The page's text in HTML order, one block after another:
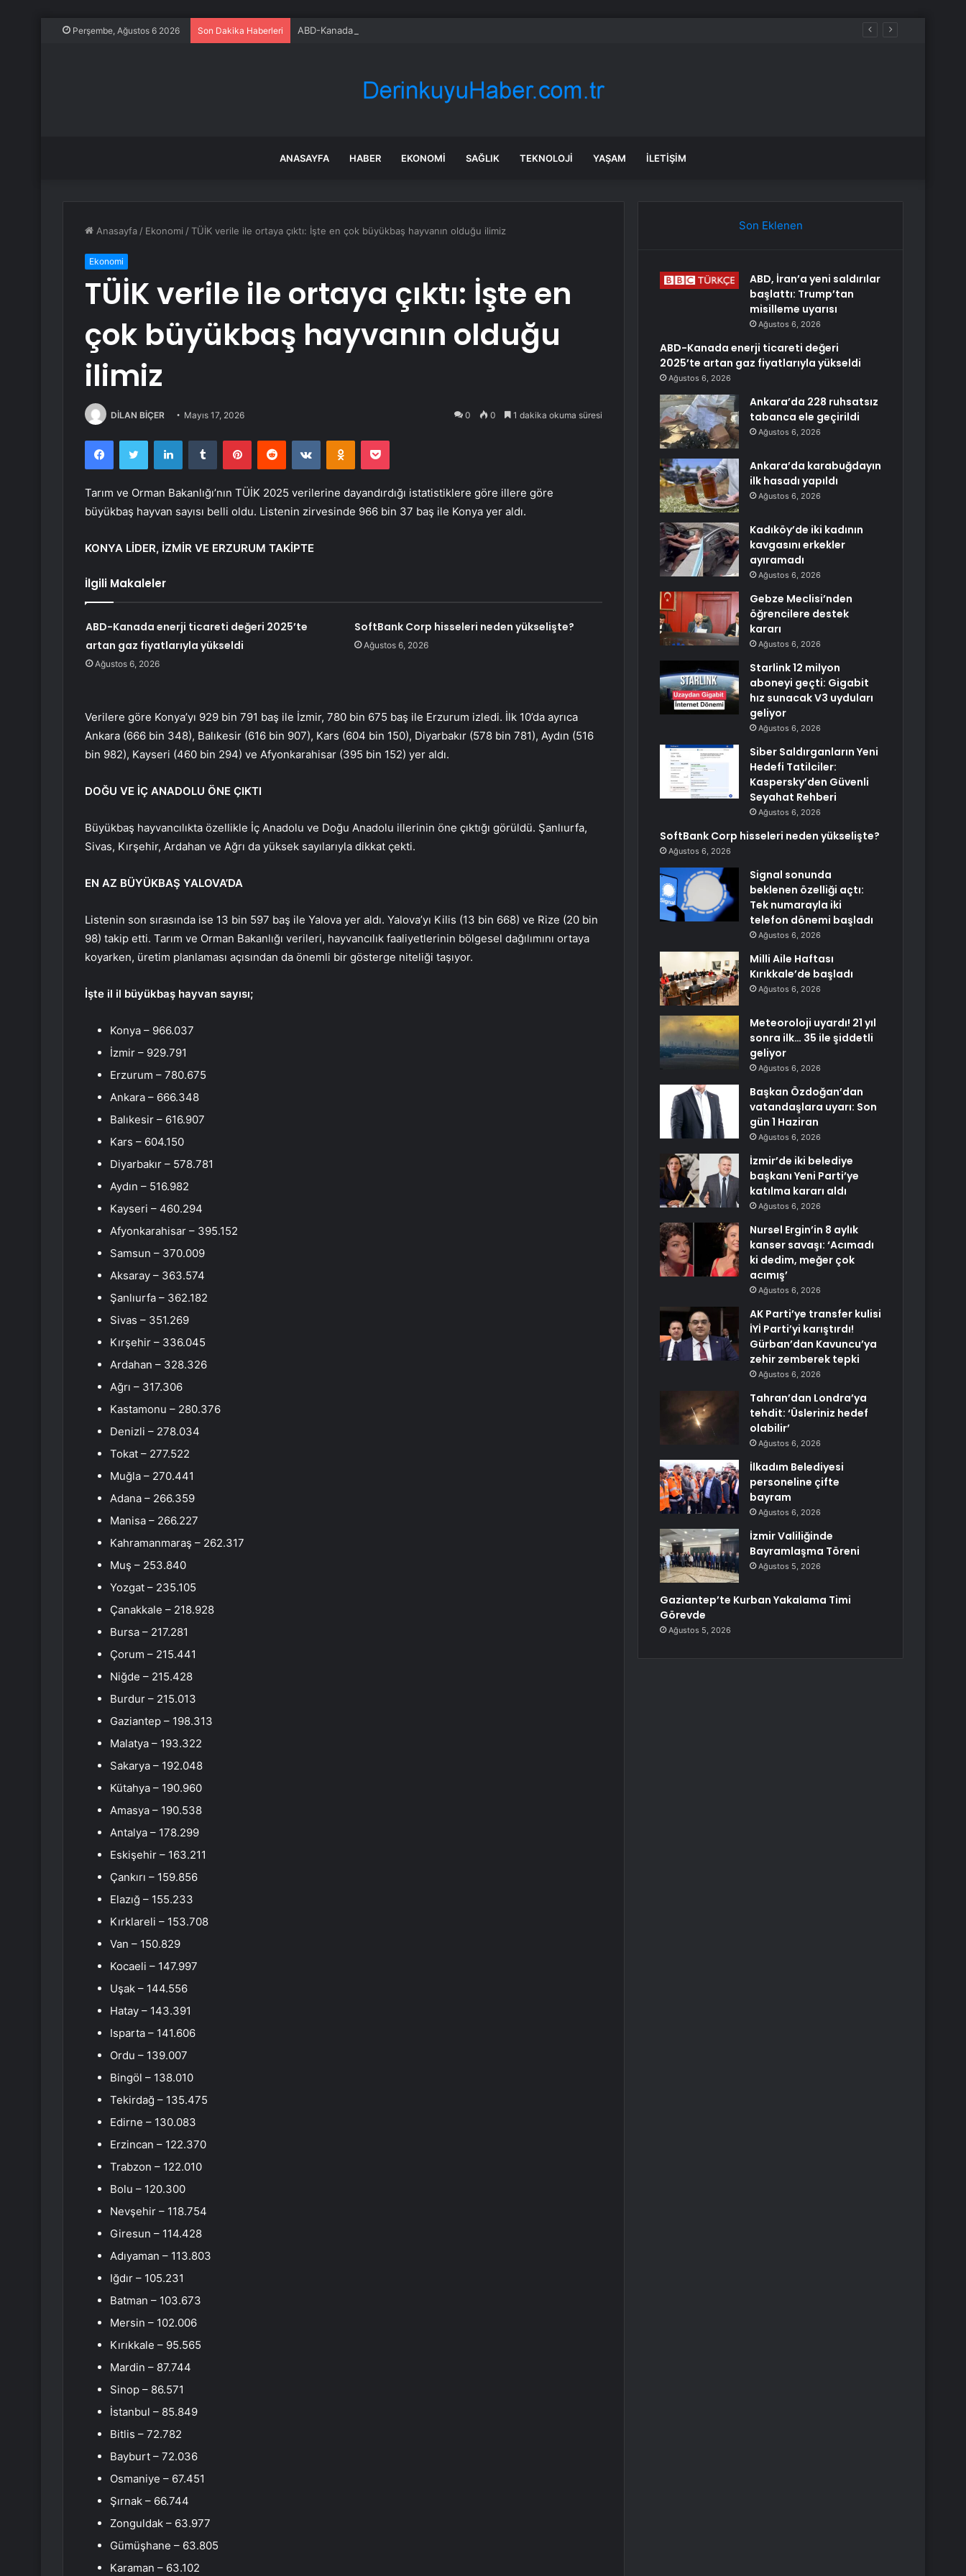
Perşembe, Ağustos 6 2026 Son Dakika Haberleri ABD-Kanada enerji ticareti değeri 2025’te artan gaz fiyatlarıyla yükseldi
ANASAYFA HABER EKONOMI SAĞLIK TEKNOLOJI YAŞAM İLETIŞIM
Anasayfa / Ekonomi /TÜİK verile ile ortaya çıktı: İşte en çok büyükbaş hayvanın olduğu ilimiz
Ekonomi
TÜİK verile ile ortaya çıktı: İşte en
çok büyükbaş hayvanın olduğu
ilimiz
DİLAN BİÇER Mayıs 17, 2026 0 0 1 dakika okuma süresi
FacebookTwitter LinkedInTumblr PinterestReddit VKontakteOdnoklassniki
Pocket
Tarım ve Orman Bakanlığı’nın TÜİK 2025 verilerine dayandırdığı istatistiklere göre illere göre
büyükbaş hayvan sayısı belli oldu. Listenin zirvesinde 966 bin 37 baş ile Konya yer aldı.
KONYA LİDER, İZMİR VE ERZURUM TAKİPTE
İlgili Makaleler
ABD-Kanada enerji ticareti değeri 2025’te
artan gaz fiyatlarıyla yükseldi
Ağustos 6, 2026
SoftBank Corp hisseleri neden yükselişte?
Ağustos 6, 2026
Verilere göre Konya’yı 929 bin 791 baş ile İzmir, 780 bin 675 baş ile Erzurum izledi. İlk 10’da ayrıca
Ankara (666 bin 348), Balıkesir (616 bin 907), Kars (604 bin 150), Diyarbakır (578 bin 781), Aydın (516
bin 982), Kayseri (460 bin 294) ve Afyonkarahisar (395 bin 152) yer aldı.
DOĞU VE İÇ ANADOLU ÖNE ÇIKTI
Büyükbaş hayvancılıkta özellikle İç Anadolu ve Doğu Anadolu illerinin öne çıktığı görüldü. Şanlıurfa,
Sivas, Kırşehir, Ardahan ve Ağrı da yüksek sayılarıyla dikkat çekti.
EN AZ BÜYÜKBAŞ YALOVA’DA
Listenin son sırasında ise 13 bin 597 baş ile Yalova yer aldı. Yalova’yı Kilis (13 bin 668) ve Rize (20 bin
98) takip etti. Tarım ve Orman Bakanlığı verileri, hayvancılık faaliyetlerinin bölgesel dağılımını ortaya
koyarken, üretim planlaması açısından da önemli bir gösterge niteliği taşıyor.
İşte il il büyükbaş hayvan sayısı;
Konya – 966.037
İzmir – 929.791
Erzurum – 780.675
Ankara – 666.348
Balıkesir – 616.907
Kars – 604.150
Diyarbakır – 578.781
Aydın – 516.982
Kayseri – 460.294
Afyonkarahisar – 395.152
Samsun – 370.009
Aksaray – 363.574
Şanlıurfa – 362.182
Sivas – 351.269
Kırşehir – 336.045
Ardahan – 328.326
Ağrı – 317.306
Kastamonu – 280.376
Denizli – 278.034
Tokat – 277.522
Muğla – 270.441
Adana – 266.359
Manisa – 266.227
Kahramanmaraş – 262.317
Muş – 253.840
Yozgat – 235.105
Çanakkale – 218.928
Bursa – 217.281
Çorum – 215.441
Niğde – 215.428
Burdur – 215.013
Gaziantep – 198.313
Malatya – 193.322
Sakarya – 192.048
Kütahya – 190.960
Amasya – 190.538
Antalya – 178.299
Eskişehir – 163.211
Çankırı – 159.856
Elazığ – 155.233
Kırklareli – 153.708
Van – 150.829
Kocaeli – 147.997
Uşak – 144.556
Hatay – 143.391
Isparta – 141.606
Ordu – 139.007
Bingöl – 138.010
Tekirdağ – 135.475
Edirne – 130.083
Erzincan – 122.370
Trabzon – 122.010
Bolu – 120.300
Nevşehir – 118.754
Giresun – 114.428
Adıyaman – 113.803
Iğdır – 105.231
Batman – 103.673
Mersin – 102.006
Kırıkkale – 95.565
Mardin – 87.744
Sinop – 86.571
İstanbul – 85.849
Bitlis – 72.782
Bayburt – 72.036
Osmaniye – 67.451
Şırnak – 66.744
Zonguldak – 63.977
Gümüşhane – 63.805
Karaman – 63.102
Son Eklenen
ABD, İran’a yeni saldırılar
başlattı: Trump’tan
misilleme uyarısı
Ağustos 6, 2026
ABD-Kanada enerji ticareti değeri
2025’te artan gaz fiyatlarıyla yükseldi
Ağustos 6, 2026
Ankara’da 228 ruhsatsız
tabanca ele geçirildi
Ağustos 6, 2026
Ankara’da karabuğdayın
ilk hasadı yapıldı
Ağustos 6, 2026
Kadıköy’de iki kadının
kavgasını erkekler
ayıramadı
Ağustos 6, 2026
Gebze Meclisi’nden
öğrencilere destek
kararı
Ağustos 6, 2026
Starlink 12 milyon
aboneyi geçti: Gigabit
hız sunacak V3 uyduları
geliyor
Ağustos 6, 2026
Siber Saldırganların Yeni
Hedefi Tatilciler:
Kaspersky’den Güvenli
Seyahat Rehberi
Ağustos 6, 2026
SoftBank Corp hisseleri neden yükselişte?
Ağustos 6, 2026
Signal sonunda
beklenen özelliği açtı:
Tek numarayla iki
telefon dönemi başladı
Ağustos 6, 2026
Milli Aile Haftası
Kırıkkale’de başladı
Ağustos 6, 2026
Meteoroloji uyardı! 21 yıl
sonra ilk… 35 ile şiddetli
geliyor
Ağustos 6, 2026
Başkan Özdoğan’dan
vatandaşlara uyarı: Son
gün 1 Haziran
Ağustos 6, 2026
İzmir’de iki belediye
başkanı Yeni Parti’ye
katılma kararı aldı
Ağustos 6, 2026
Nursel Ergin’in 8 aylık
kanser savaşı: ‘Acımadı
ki dedim, meğer çok
acımış’
Ağustos 6, 2026
AK Parti’ye transfer kulisi
İYİ Parti’yi karıştırdı!
Gürban’dan Kavuncu’ya
zehir zemberek tepki
Ağustos 6, 2026
Tahran’dan Londra’ya
tehdit: ‘Üsleriniz hedef
olabilir’
Ağustos 6, 2026
İlkadım Belediyesi
personeline çifte
bayram
Ağustos 6, 2026
İzmir Valiliğinde
Bayramlaşma Töreni
Ağustos 5, 2026
Gaziantep’te Kurban Yakalama Timi
Görevde
Ağustos 5, 2026